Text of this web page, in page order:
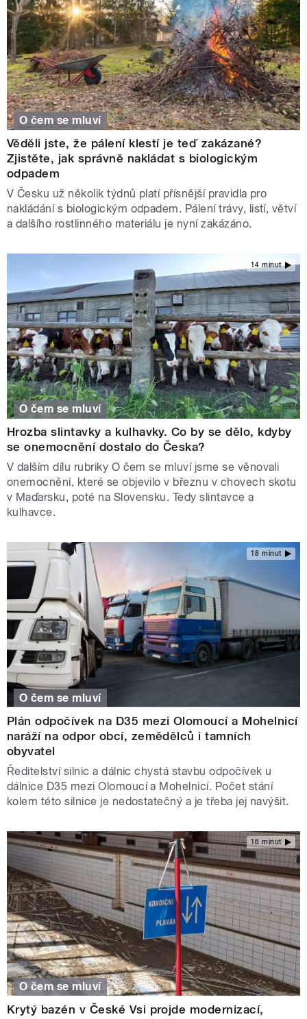
O čem se mluví
Věděli jste, že pálení klestí je teď zakázané?
Zjistěte, jak správně nakládat s biologickým
odpadem
V Česku už několik týdnů platí přísnější pravidla pro
nakládání s biologickým odpadem. Pálení trávy, listí, větví
a dalšího rostlinného materiálu je nyní zakázáno.
14 minut
O čem se mluví
Hrozba slintavky a kulhavky. Co by se dělo, kdyby
se onemocnění dostalo do Česka?
V dalším dílu rubriky O čem se mluví jsme se věnovali
onemocnění, které se objevilo v březnu v chovech skotu
v Maďarsku, poté na Slovensku. Tedy slintavce a
kulhavce.
18 minut
O čem se mluví
Plán odpočívek na D35 mezi Olomoucí a Mohelnicí
naráží na odpor obcí, zemědělců i tamních
obyvatel
Ředitelství silnic a dálnic chystá stavbu odpočívek u
dálnice D35 mezi Olomoucí a Mohelnicí. Počet stání
kolem této silnice je nedostatečný a je třeba jej navýšit.
16 minut
O čem se mluví
Krytý bazén v České Vsi projde modernizací,